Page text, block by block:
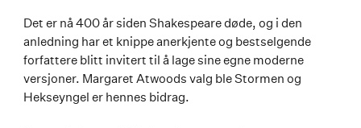
Det er nå 400 år siden Shakespeare døde, og i den
anledning har et knippe anerkjente og bestselgende
forfattere blitt invitert til å lage sine egne moderne
versjoner. Margaret Atwoods valg ble Stormen og
Hekseyngel er hennes bidrag.